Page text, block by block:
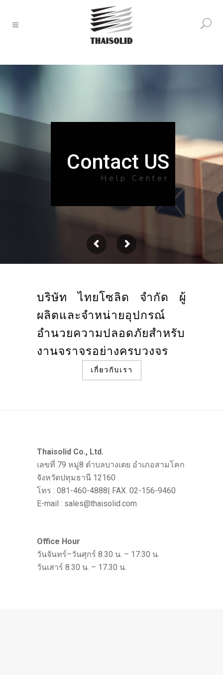
Contact US
Help Center
บริษัท ไทยโซลิด จำกัด ผู้
ผลิตและจำหน่ายอุปกรณ์
อำนวยความปลอดภัยสำหรับ
งานจราจรอย่างครบวงจร
เกี่ยวกับเรา
Thaisolid Co., Ltd.
เลขที่ 79 หมู่8 ตำบลบางเตย อำเภอสามโคก
จังหวัดปทุมธานี 12160
โทร : 081-460-4888| FAX. 02-156-9460
E-mail : sales@thaisolid.com
Office Hour
วันจันทร์–วันศุกร์ 8.30 น. – 17.30 น.
วันเสาร์ 8.30 น. – 17.30 น.